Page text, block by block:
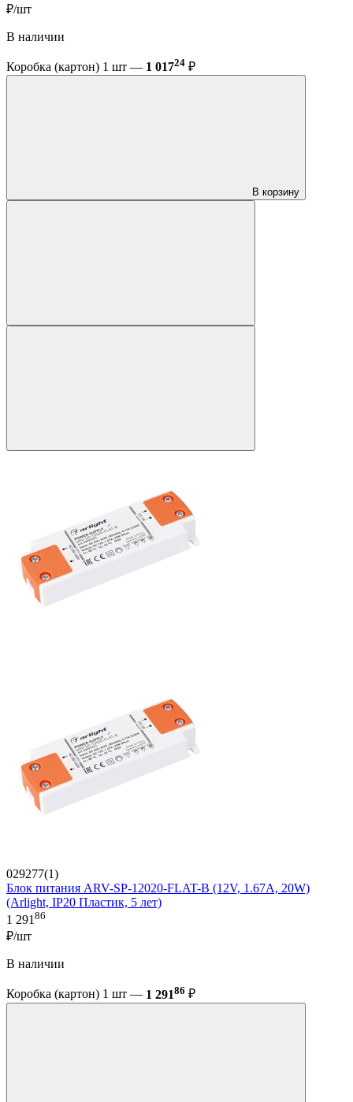
₽/шт
В наличии
Коробка (картон) 1 шт — 1 01724 ₽
В корзину
029277(1)
Блок питания ARV-SP-12020-FLAT-B (12V, 1.67A, 20W)
(Arlight, IP20 Пластик, 5 лет)
1 29186
₽/шт
В наличии
Коробка (картон) 1 шт — 1 29186 ₽